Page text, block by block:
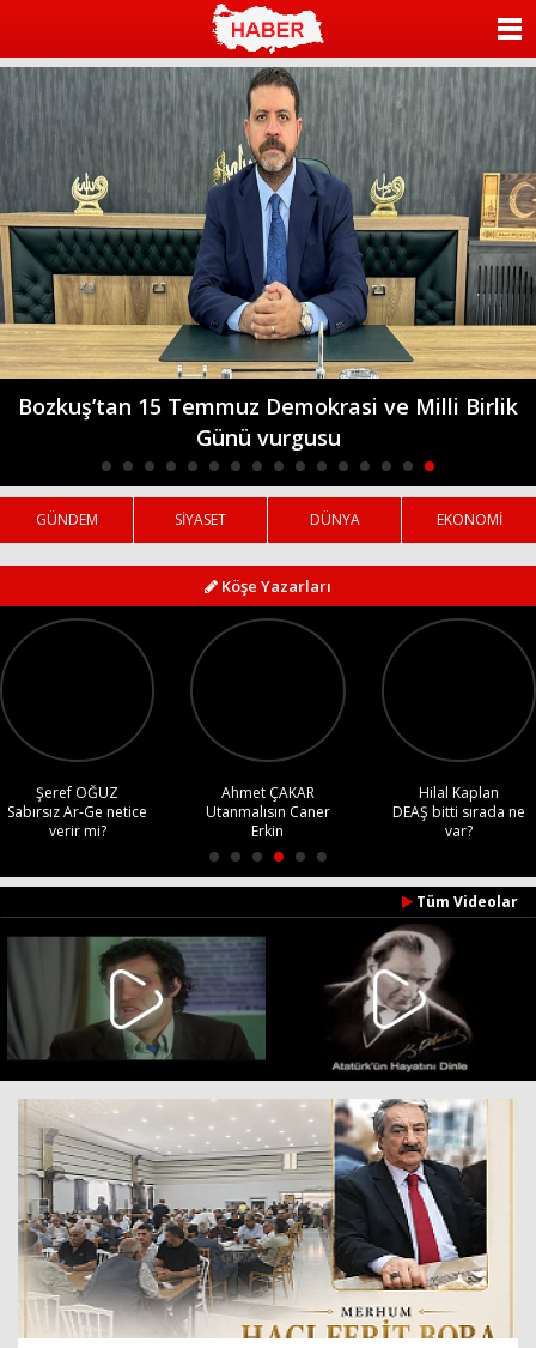
bizim
mekan
Bozkuş’tan 15 Temmuz Demokrasi ve Milli Birlik
Günü vurgusu
GÜNDEM SİYASET DÜNYA EKONOMİ
Köşe Yazarları
Şeref OĞUZ
Sabırsız Ar-Ge netice
verir mi?
Ahmet ÇAKAR
Utanmalısın Caner
Erkin
Hilal Kaplan
DEAŞ bitti sırada ne
var?
Tüm Videolar
KATEGORİLER
YAZARLAR
ANKETLER
FOTO GALERİ
VİDEO GALERİ
KÜNYE
Haberin Doğru Adresi.